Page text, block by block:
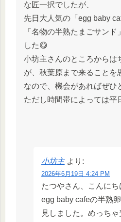
な匠一択でしたが、
先日大人気の「egg baby
「名物の半熟たまごサン
した😋
小坊主さんのところからは
が、秋葉原まで来ることを
なので、機会があればぜひ
ただし時間帯によっては平
小坊主 より:
2026年6月19日 4:24 PM
たつやさん、こんにち
egg baby cafeの半熟
見しました。めっちゃ